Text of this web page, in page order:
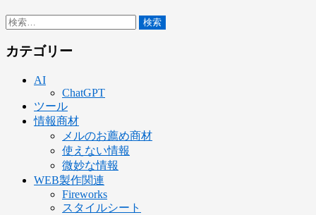
検
カテゴリー
AI
ChatGPT
ツール
情報商材
メルのお薦め商材
使えない情報
微妙な情報
WEB製作関連
Fireworks
スタイルシート